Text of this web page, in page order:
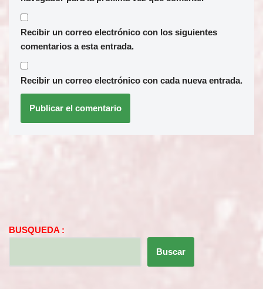
Recibir un correo electrónico con los siguientes
comentarios a esta entrada.
Recibir un correo electrónico con cada nueva entrada.
BUSQUEDA :
Buscar